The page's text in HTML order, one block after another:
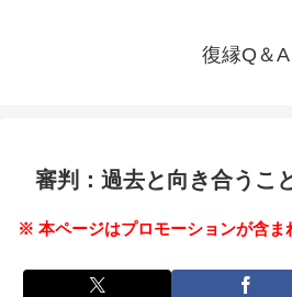
復縁Q＆A
審判：過去と向き合うこ
※ 本ページはプロモーションが含ま